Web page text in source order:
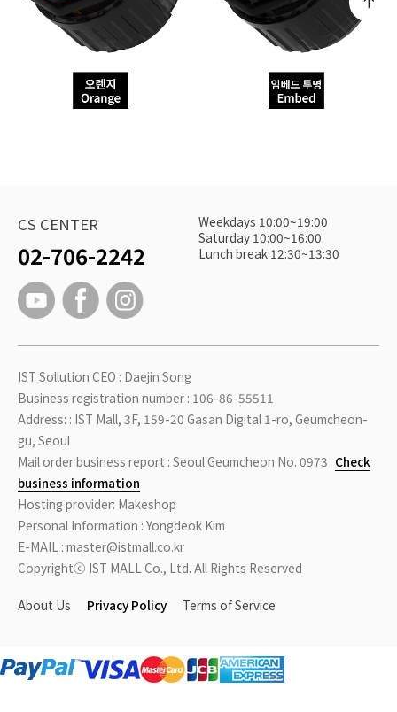
CS CENTER
02-706-2242
Weekdays 10:00~19:00
Saturday 10:00~16:00
Lunch break 12:30~13:30
IST Sollution CEO : Daejin Song
Business registration number : 106-86-55511
Address: : IST Mall, 3F, 159-20 Gasan Digital 1-ro, Geumcheon-
gu, Seoul
Mail order business report : Seoul Geumcheon No. 0973 Check
business information
Hosting provider: Makeshop
Personal Information : Yongdeok Kim
E-MAIL : master@istmall.co.kr
Copyrightⓒ IST MALL Co., Ltd. All Rights Reserved
About Us Privacy Policy Terms of Service